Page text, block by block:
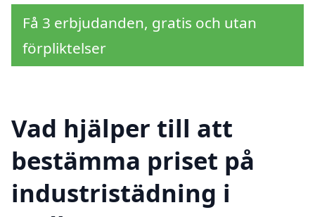
Få 3 erbjudanden, gratis och utan
förpliktelser
Vad hjälper till att
bestämma priset på
industristädning i